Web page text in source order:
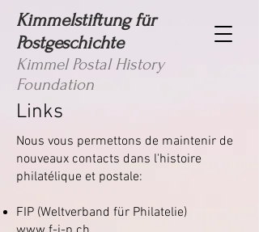
Kimmelstiftung für
Postgeschichte
Kimmel Postal History
Foundation
Links
Nous vous permettons de maintenir de
nouveaux contacts dans l'histoire
philatélique et postale:
FIP (Weltverband für Philatelie)